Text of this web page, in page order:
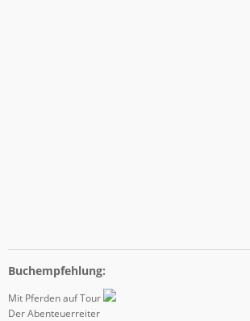
Buchempfehlung:
Mit Pferden auf Tour
Der Abenteuerreiter